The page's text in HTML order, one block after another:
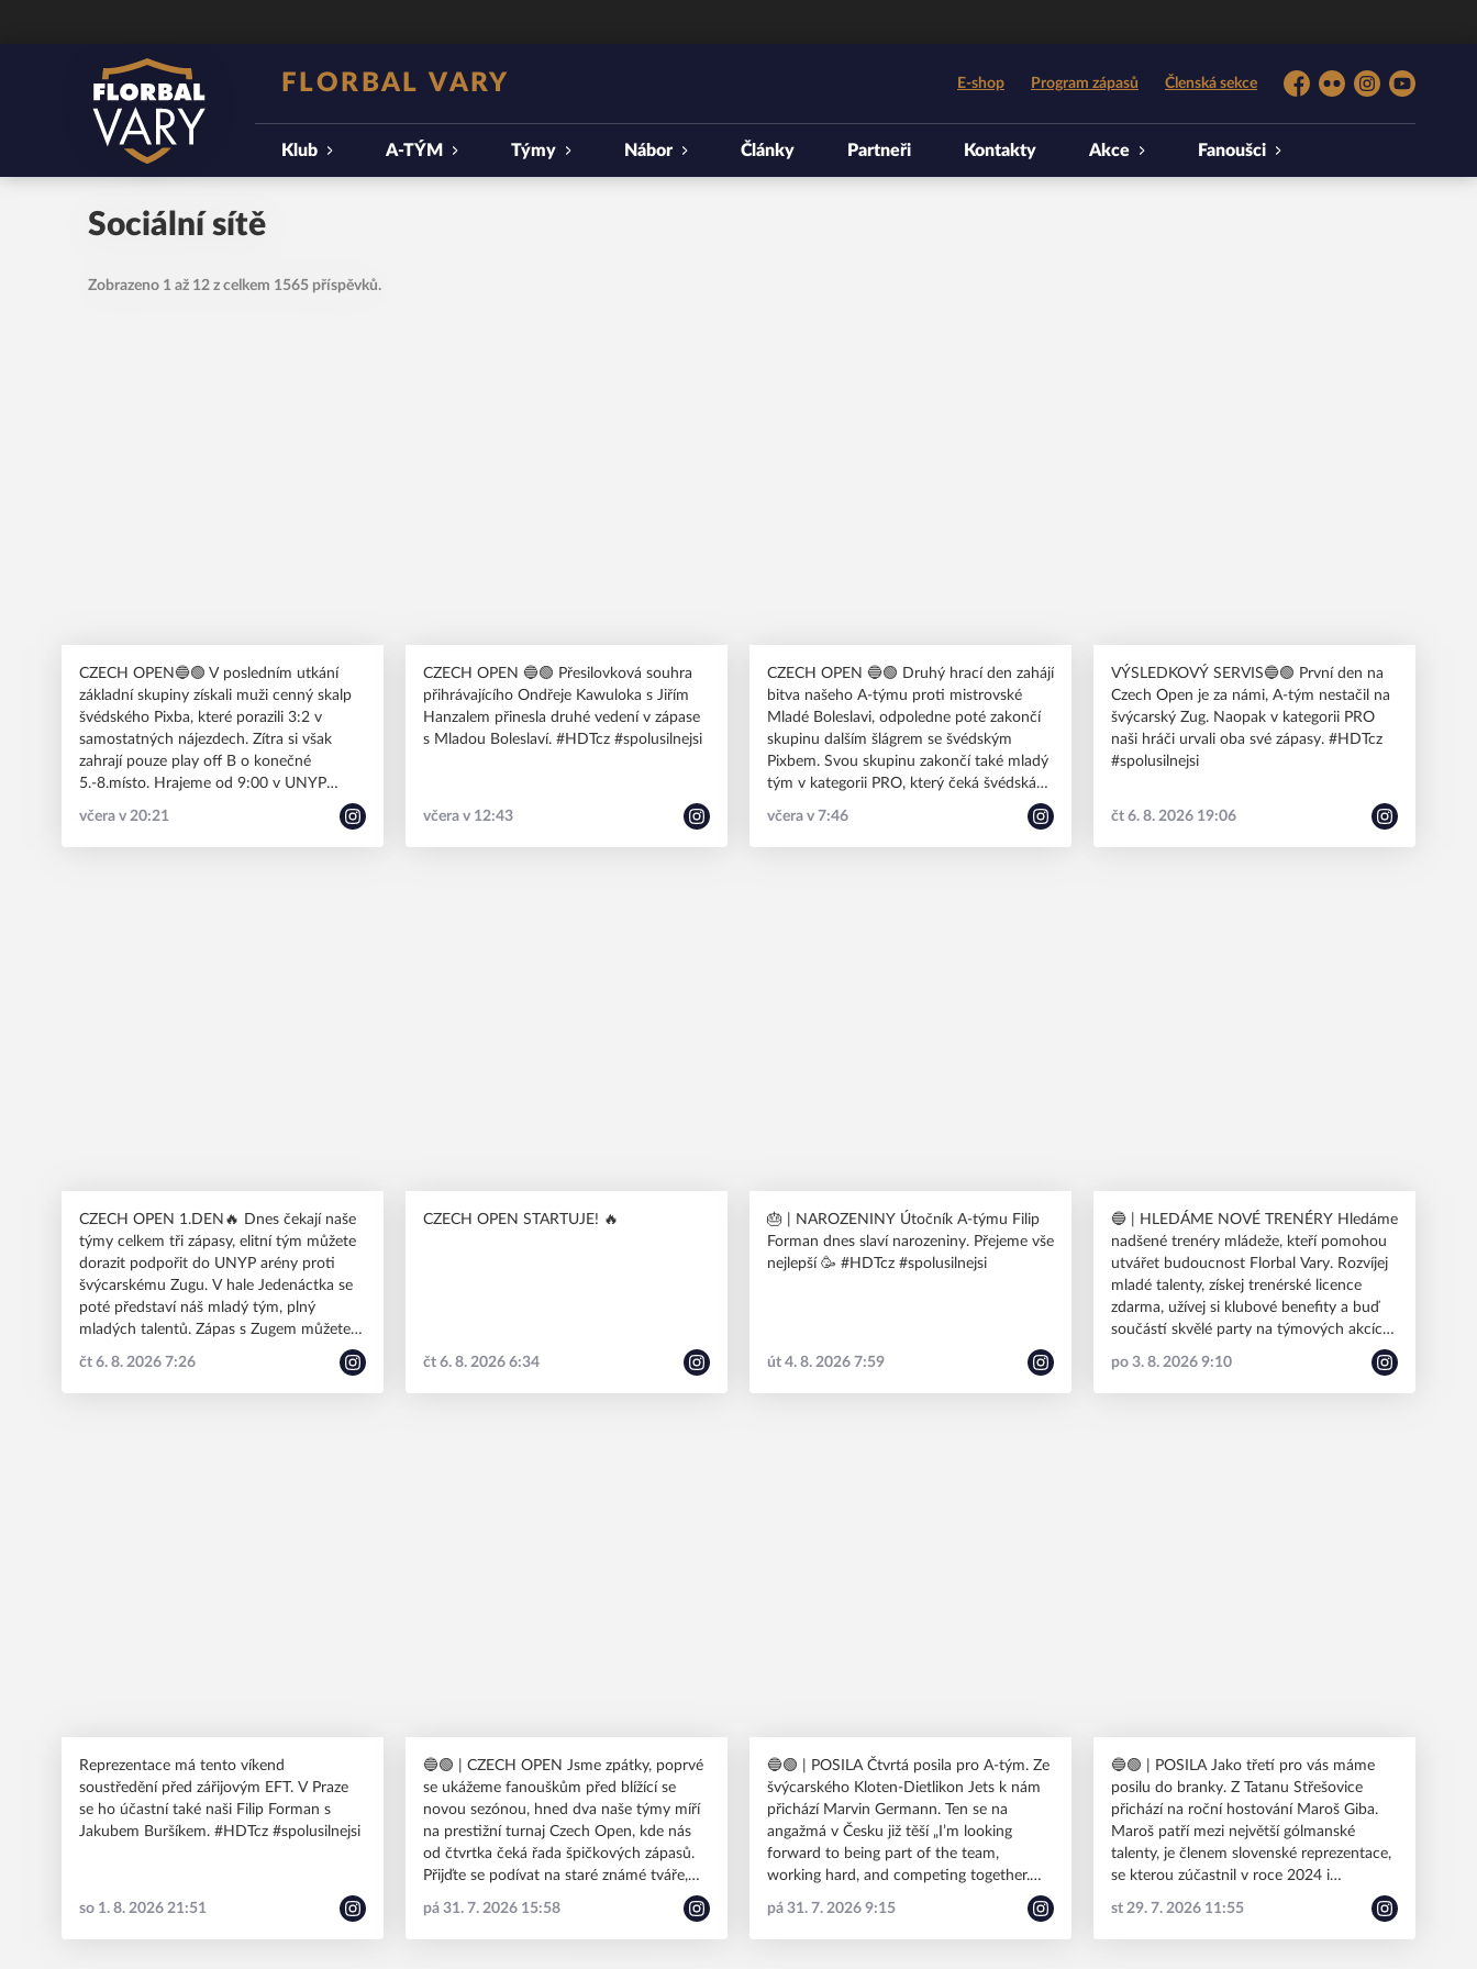
FLORBAL VARY E-shop Program zápasů Členská sekce
Facebook
FlickrInstagramYouTube
Klub A-TÝM Týmy Nábor Články Partneři Kontakty Akce Fanoušci
Sociální sítě
Zobrazeno 1 až 12 z celkem 1565 příspěvků.
CZECH OPEN🔵🟢 V posledním utkání
základní skupiny získali muži cenný skalp
švédského Pixba, které porazili 3:2 v
samostatných nájezdech. Zítra si však
zahrají pouze play off B o konečné
5.-8.místo. Hrajeme od 9:00 v UNYP
včera v 20:21
CZECH OPEN 🔵🟢 Přesilovková souhra
přihrávajícího Ondřeje Kawuloka s Jiřím
Hanzalem přinesla druhé vedení v zápase
s Mladou Boleslaví. #HDTcz #spolusilnejsi
včera v 12:43
CZECH OPEN 🔵🟢 Druhý hrací den zahájí
bitva našeho A-týmu proti mistrovské
Mladé Boleslavi, odpoledne poté zakončí
skupinu dalším šlágrem se švédským
Pixbem. Svou skupinu zakončí také mladý
tým v kategorii PRO, který čeká švédská
včera v 7:46
VÝSLEDKOVÝ SERVIS🔵🟢 První den na
Czech Open je za námi, A-tým nestačil na
švýcarský Zug. Naopak v kategorii PRO
naši hráči urvali oba své zápasy. #HDTcz
#spolusilnejsi
čt 6. 8. 2026 19:06
CZECH OPEN 1.DEN🔥 Dnes čekají naše
týmy celkem tři zápasy, elitní tým můžete
dorazit podpořit do UNYP arény proti
švýcarskému Zugu. V hale Jedenáctka se
poté představí náš mladý tým, plný
mladých talentů. Zápas s Zugem můžete
#spolusilnejsi
čt 6. 8. 2026 7:26
CZECH OPEN STARTUJE! 🔥
čt 6. 8. 2026 6:34
🎂 | NAROZENINY Útočník A-týmu Filip
Forman dnes slaví narozeniny. Přejeme vše
nejlepší 🥳 #HDTcz #spolusilnejsi
út 4. 8. 2026 7:59
🔵 | HLEDÁME NOVÉ TRENÉRY Hledáme
nadšené trenéry mládeže, kteří pomohou
utvářet budoucnost Florbal Vary. Rozvíjej
mladé talenty, získej trenérské licence
zdarma, užívej si klubové benefity a buď
součástí skvělé party na týmových akcích!
Máš chuť do toho jít s námi? Napiš nám
na sekretar@florbalkv.cz nebo zavolej na
723 347 824. Více info najdeš na
po 3. 8. 2026 9:10
Reprezentace má tento víkend
soustředění před zářijovým EFT. V Praze
se ho účastní také naši Filip Forman s
Jakubem Buršíkem. #HDTcz #spolusilnejsi
so 1. 8. 2026 21:51
🔵🟢 | CZECH OPEN Jsme zpátky, poprvé
se ukážeme fanouškům před blížící se
novou sezónou, hned dva naše týmy míří
na prestižní turnaj Czech Open, kde nás
od čtvrtka čeká řada špičkových zápasů.
Přijďte se podívat na staré známé tváře,
nové posily nebo talentované mladíky.
#HDTcz #spolusilnejsi
pá 31. 7. 2026 15:58
🔵🟢 | POSILA Čtvrtá posila pro A-tým. Ze
švýcarského Kloten-Dietlikon Jets k nám
přichází Marvin Germann. Ten se na
angažmá v Česku již těší „I’m looking
forward to being part of the team,
working hard, and competing together.
Excited for what’s ahead!" #HDTcz
#spolusilnejsi
pá 31. 7. 2026 9:15
🔵🟢 | POSILA Jako třetí pro vás máme
posilu do branky. Z Tatanu Střešovice
přichází na roční hostování Maroš Giba.
Maroš patří mezi největší gólmanské
talenty, je členem slovenské reprezentace,
se kterou zúčastnil v roce 2024 i
kádr Vary Bohemians, kde vytvoří dvojici s
Adamem Draslarem. #HDTcz
st 29. 7. 2026 11:55